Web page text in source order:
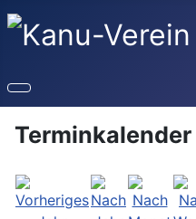
Terminkalender